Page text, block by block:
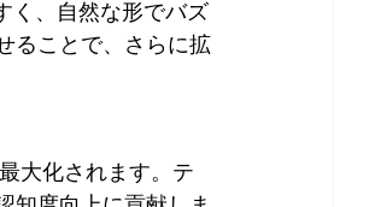
く、自然な形でバズ
ることで、さらに拡
大化されます。テ